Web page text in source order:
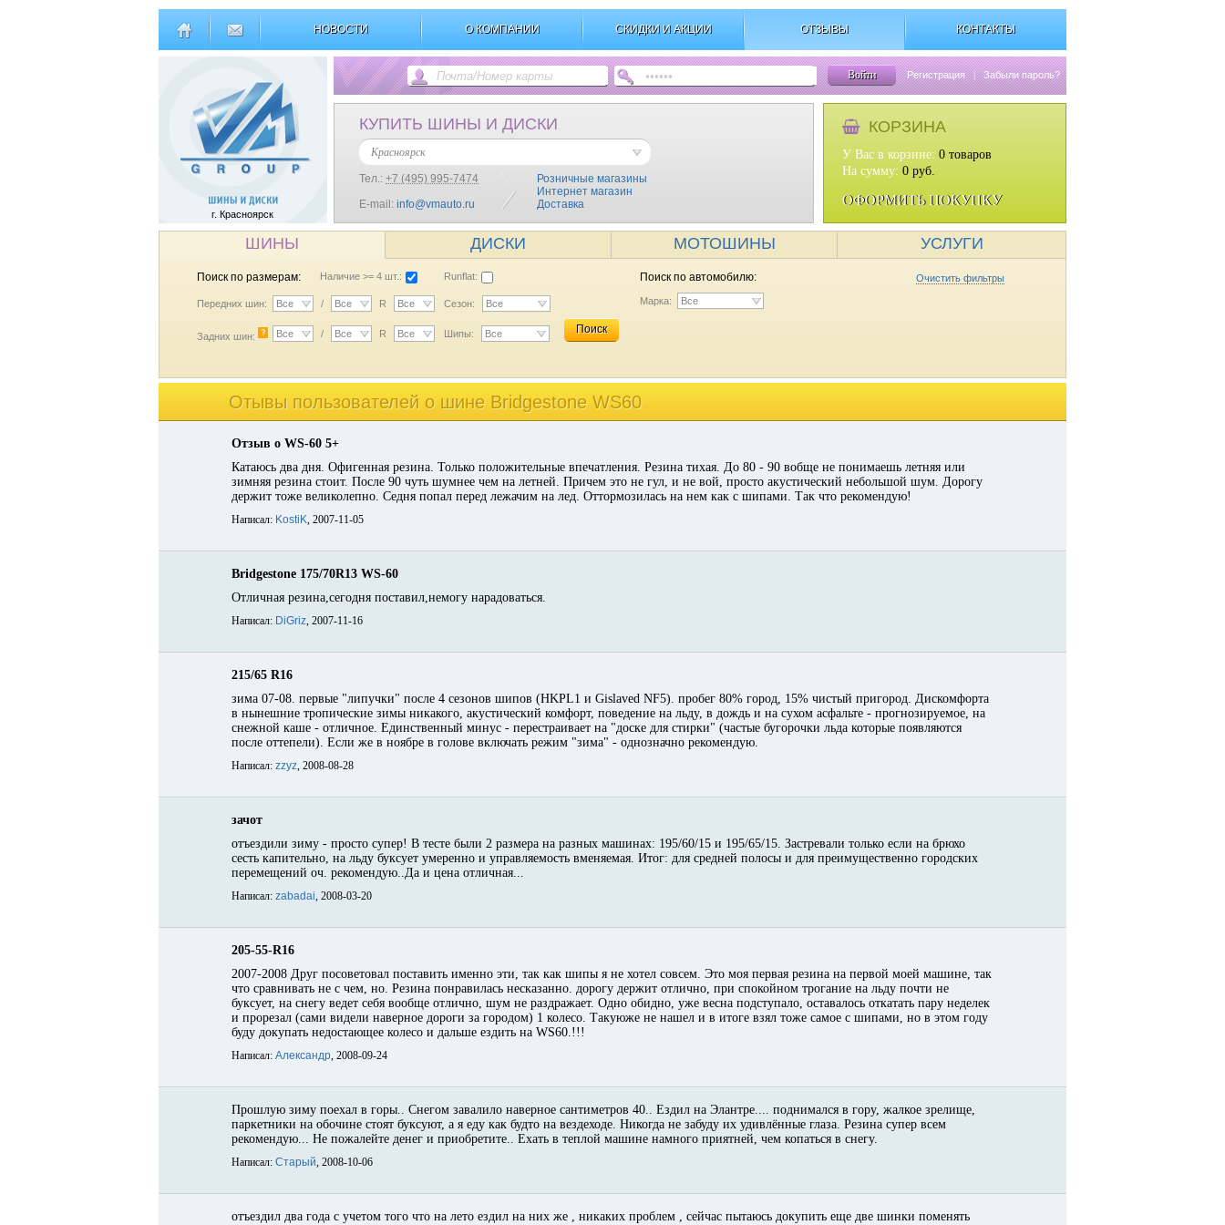
НОВОСТИ О КОМПАНИИ СКИДКИ И АКЦИИ ОТЗЫВЫ КОНТАКТЫ
г. Красноярск
Войти Регистрация | Забыли пароль?
КУПИТЬ ШИНЫ И ДИСКИ
Красноярск
Тел.: +7 (495) 995-7474
E-mail: info@vmauto.ru
Розничные магазины
Интернет магазин
Доставка
КОРЗИНА
У Вас в корзине: 0 товаров
На сумму: 0 руб.
ОФОРМИТЬ ПОКУПКУ
ШИНЫ ДИСКИ МОТОШИНЫ УСЛУГИ
Поиск по размерам: Наличие >= 4 шт.: Runflat:
Передних шин: Все / Все R Все Сезон: Все
Задних шин: ? Все / Все R Все Шипы: Все Поиск
Поиск по автомобилю: Очистить фильтры
Марка: Все
Отывы пользователей o шине Bridgestone WS60
Отзыв о WS-60 5+
Катаюсь два дня. Офигенная резина. Только положительные впечатления. Резина тихая. До 80 - 90 вобще не понимаешь летняя или
зимняя резина стоит. После 90 чуть шумнее чем на летней. Причем это не гул, и не вой, просто акустический небольшой шум. Дорогу
держит тоже великолепно. Седня попал перед лежачим на лед. Оттормозилась на нем как с шипами. Так что рекомендую!
Написал: KostiK, 2007-11-05
Bridgestone 175/70R13 WS-60
Отличная резина,сегодня поставил,немогу нарадоваться.
Написал: DiGriz, 2007-11-16
215/65 R16
зима 07-08. первые "липучки" после 4 сезонов шипов (HKPL1 и Gislaved NF5). пробег 80% город, 15% чистый пригород. Дискомфорта
в нынешние тропические зимы никакого, акустический комфорт, поведение на льду, в дождь и на сухом асфальте - прогнозируемое, на
снежной каше - отличное. Единственный минус - перестраивает на "доске для стирки" (частые бугорочки льда которые появляются
после оттепели). Если же в ноябре в голове включать режим "зима" - однозначно рекомендую.
Написал: zzyz, 2008-08-28
зачот
отъездили зиму - просто супер! В тесте были 2 размера на разных машинах: 195/60/15 и 195/65/15. Застревали только если на брюхо
сесть капительно, на льду буксует умеренно и управляемость вменяемая. Итог: для средней полосы и для преимущественно городских
перемещений оч. рекомендую..Да и цена отличная...
Написал: zabadai, 2008-03-20
205-55-R16
2007-2008 Друг посоветовал поставить именно эти, так как шипы я не хотел совсем. Это моя первая резина на первой моей машине, так
что сравнивать не с чем, но. Резина понравилась несказанно. дорогу держит отлично, при спокойном трогание на льду почти не
буксует, на снегу ведет себя вообще отлично, шум не раздражает. Одно обидно, уже весна подступало, оставалось откатать пару неделек
и прорезал (сами видели наверное дороги за городом) 1 колесо. Такуюже не нашел и в итоге взял тоже самое с шипами, но в этом году
буду докупать недостающее колесо и дальше ездить на WS60.!!!
Написал: Александр, 2008-09-24
Прошлую зиму поехал в горы.. Снегом завалило наверное сантиметров 40.. Ездил на Элантре.... поднимался в гору, жалкое зрелище,
паркетники на обочине стоят буксуют, а я еду как будто на вездеходе. Никогда не забуду их удивлённые глаза. Резина супер всем
рекомендую... Не пожалейте денег и приобретите.. Ехать в теплой машине намного приятней, чем копаться в снегу.
Написал: Старый, 2008-10-06
отъездил два года с учетом того что на лето ездил на них же , никаких проблем , сейчас пытаюсь докупить еще две шинки поменять